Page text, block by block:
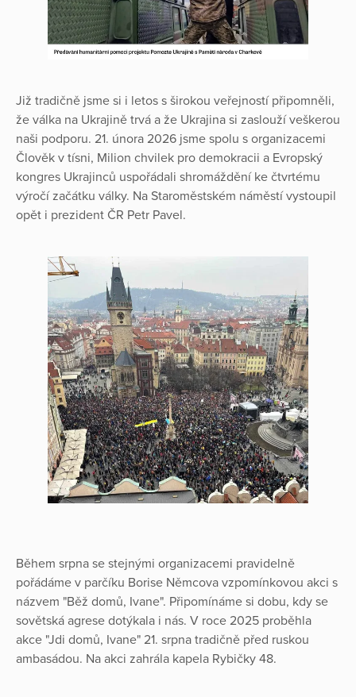
Již tradičně jsme si i letos s širokou veřejností připomněli,
že válka na Ukrajině trvá a že Ukrajina si zaslouží veškerou
naši podporu. 21. února 2026 jsme spolu s organizacemi
Člověk v tísni, Milion chvilek pro demokracii a Evropský
kongres Ukrajinců uspořádali shromáždění ke čtvrtému
výročí začátku války. Na Staroměstském náměstí vystoupil
opět i prezident ČR Petr Pavel.
Během srpna se stejnými organizacemi pravidelně
pořádáme v parčíku Borise Němcova vzpomínkovou akci s
názvem "Běž domů, Ivane". Připomínáme si dobu, kdy se
sovětská agrese dotýkala i nás. V roce 2025 proběhla
akce "Jdi domů, Ivane" 21. srpna tradičně před ruskou
ambasádou. Na akci zahrála kapela Rybičky 48.